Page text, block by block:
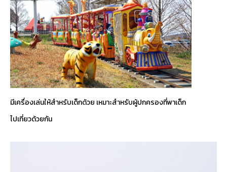
มีเครื่องเล่นให้สำหรับเด็กด้วย เหมาะสำหรับผู้ปกครองที่พาเด็ก
ไปเที่ยวด้วยกัน